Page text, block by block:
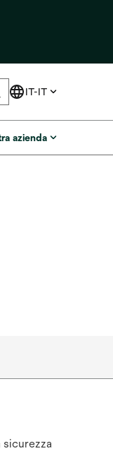
azienda
sicurezza